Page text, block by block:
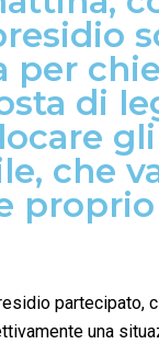
per
di
che
partecipato,
una